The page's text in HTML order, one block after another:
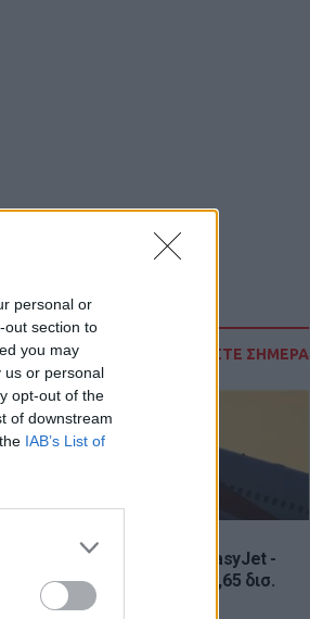
personal or
out section to
you may
us or personal
opt-out of the
of downstream
IAB’s List of
ΔΙΑΒΑΣΤΕ ΣΗΜΕΡΑ
εξαγοράς για την EasyJet -
αμερικανική Appolo για 6,65 δισ.